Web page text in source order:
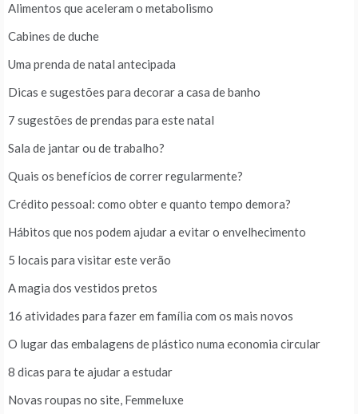
Alimentos que aceleram o metabolismo
Cabines de duche
Uma prenda de natal antecipada
Dicas e sugestões para decorar a casa de banho
7 sugestões de prendas para este natal
Sala de jantar ou de trabalho?
Quais os benefícios de correr regularmente?
Crédito pessoal: como obter e quanto tempo demora?
Hábitos que nos podem ajudar a evitar o envelhecimento
5 locais para visitar este verão
A magia dos vestidos pretos
16 atividades para fazer em família com os mais novos
O lugar das embalagens de plástico numa economia circular
8 dicas para te ajudar a estudar
Novas roupas no site, Femmeluxe